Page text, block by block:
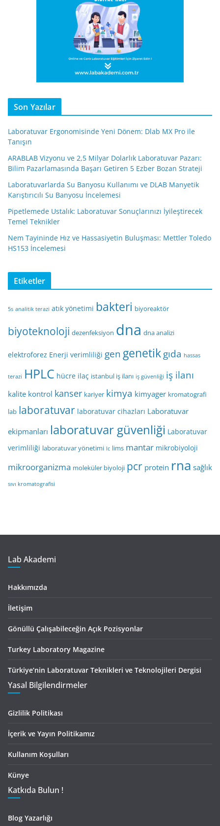
Son Yazılar
Laboratuvar Ergonomisinde Yeni Dönem: Dlab MX Pro ile
Tanışın
ARABLAB Vizyonu ve 2,5 Milyar Dolarlık Laboratuvar Pazarı:
Bilim Pazarlamasında Başarı Getiren 5 Ezber Bozan Strateji
Laboratuvarlarda Su Banyosu Kullanımı ve DLAB Manyetik
Karıştırıcılı Su Banyosu İncelemesi
Pipetlemede Ustalık: Laboratuvar Sonuçlarınızı İyileştirecek
Temel Teknikler
Nem Tayininde Hız ve Hassasiyetin Buluşması: Mettler Toledo
HS153 İncelemesi
Etiketler
5s analitik terazi atık yönetimi bakteri biyoreaktör
biyoteknoloji dezenfeksiyon dna dna analizi
elektroforez Enerji verimliliği gen genetikgıda hassas
terazi HPLC hücre ilaç istanbul iş ilanı iş güvenliği iş ilanı
kalite kontrol kanser kariyer kimya kimyager kromatografi
lab laboratuvar laboratuvar cihazları Laboratuvar
ekipmanları laboratuvar güvenliği Laboratuvar
verimliliği laboratuvar yönetimi lc lims mantar mikrobiyoloji
mikroorganizma moleküler biyoloji pcr protein rna sağlık
sıvı kromatografisi
Lab Akademi
Hakkımızda
İletişim
Gönüllü Çalışabileceğin Açık Pozisyonlar
Turkey Laboratory Magazine
Türkiye’nin Laboratuvar Teknikleri ve Teknolojileri Dergisi
Yasal Bilgilendirmeler
Gizlilik Politikası
İçerik ve Yayın Politikamız
Kullanım Koşulları
Künye
Katkıda Bulun !
Blog Yazarlığı